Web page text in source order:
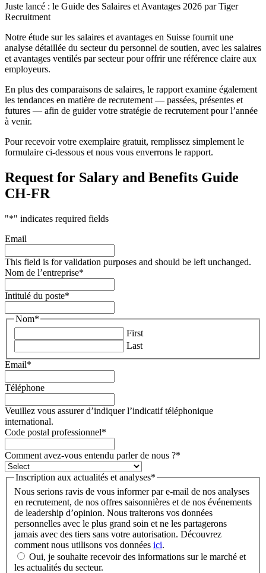
Juste lancé : le Guide des Salaires et Avantages 2026 par Tiger
Recruitment
Notre étude sur les salaires et avantages en Suisse fournit une
analyse détaillée du secteur du personnel de soutien, avec les salaires
et avantages ventilés par secteur pour offrir une référence claire aux
employeurs.
En plus des comparaisons de salaires, le rapport examine également
les tendances en matière de recrutement — passées, présentes et
futures — afin de guider votre stratégie de recrutement pour l’année
à venir.
Pour recevoir votre exemplaire gratuit, remplissez simplement le
formulaire ci-dessous et nous vous enverrons le rapport.
Request for Salary and Benefits Guide
CH-FR
"*" indicates required fields
Email
This field is for validation purposes and should be left unchanged.
Nom de l’entreprise*
Intitulé du poste*
Nom*
First
Last
Email*
Téléphone
Veuillez vous assurer d’indiquer l’indicatif téléphonique
international.
Code postal professionnel*
Comment avez-vous entendu parler de nous ?*
Inscription aux actualités et analyses*
Nous serions ravis de vous informer par e-mail de nos analyses
en recrutement, de nos offres saisonnières et de nos événements
de leadership d’opinion. Nous traiterons vos données
personnelles avec le plus grand soin et ne les partagerons
jamais avec des tiers sans votre autorisation. Découvrez
comment nous utilisons vos données ici.
Oui, je souhaite recevoir des informations sur le marché et
les actualités du secteur.